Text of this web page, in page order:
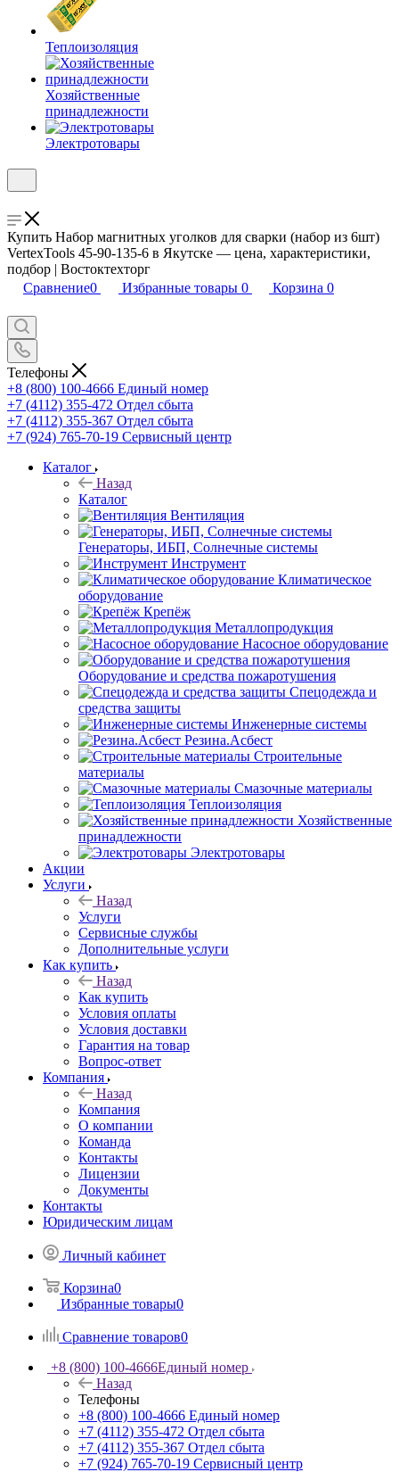
Теплоизоляция
Хозяйственные
принадлежности
Электротовары
Купить Набор магнитных уголков для сварки (набор из 6шт)
VertexTools 45-90-135-6 в Якутске — цена, характеристики,
подбор | Востоктехторг
Сравнение0 Избранные товары 0 Корзина 0
Телефоны
+8 (800) 100-4666 Единый номер
+7 (4112) 355-472 Отдел сбыта
+7 (4112) 355-367 Отдел сбыта
+7 (924) 765-70-19 Сервисный центр
Каталог
Назад
Каталог
Вентиляция
Генераторы, ИБП, Солнечные системы
Инструмент
Климатическое
оборудование
Крепёж
Металлопродукция
Насосное оборудование
Оборудование и средства пожаротушения
Спецодежда и
средства защиты
Инженерные системы
Резина.Асбест
Строительные
материалы
Смазочные материалы
Теплоизоляция
Хозяйственные
принадлежности
Электротовары
Акции
Услуги
Назад
Услуги
Сервисные службы
Дополнительные услуги
Как купить
Назад
Как купить
Условия оплаты
Условия доставки
Гарантия на товар
Вопрос-ответ
Компания
Назад
Компания
О компании
Команда
Контакты
Лицензии
Документы
Контакты
Юридическим лицам
Личный кабинет
Корзина0
Избранные товары0
Сравнение товаров0
+8 (800) 100-4666Единый номер
Назад
Телефоны
+8 (800) 100-4666 Единый номер
+7 (4112) 355-472 Отдел сбыта
+7 (4112) 355-367 Отдел сбыта
+7 (924) 765-70-19 Сервисный центр